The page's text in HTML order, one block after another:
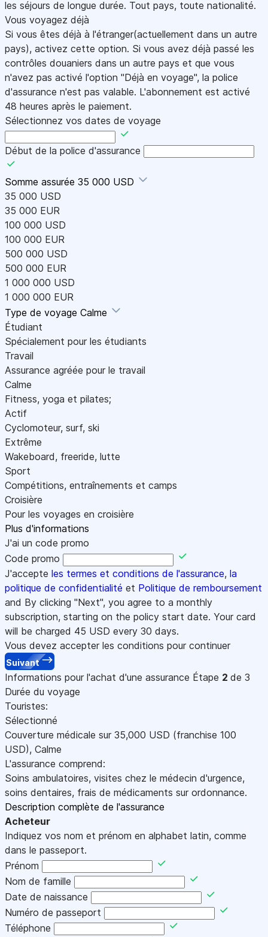
les séjours de longue durée. Tout pays, toute nationalité.
Vous voyagez déjà
Si vous êtes déjà à l'étranger(actuellement dans un autre
pays), activez cette option. Si vous avez déjà passé les
contrôles douaniers dans un autre pays et que vous
n'avez pas activé l'option "Déjà en voyage", la police
d'assurance n'est pas valable. L'abonnement est activé
48 heures après le paiement.
Sélectionnez vos dates de voyage
Début de la police d'assurance
Somme assurée 35 000 USD
35 000 USD
35 000 EUR
100 000 USD
100 000 EUR
500 000 USD
500 000 EUR
1 000 000 USD
1 000 000 EUR
Type de voyage Calme
Étudiant
Spécialement pour les étudiants
Travail
Assurance agréée pour le travail
Calme
Fitness, yoga et pilates;
Actif
Cyclomoteur, surf, ski
Extrême
Wakeboard, freeride, lutte
Sport
Compétitions, entraînements et camps
Croisière
Pour les voyages en croisière
Plus d'informations
J'ai un code promo
Code promo
J'accepte les termes et conditions de l'assurance, la
politique de confidentialité et Politique de remboursement
and By clicking "Next", you agree to a monthly
subscription, starting on the policy start date. Your card
will be charged 45 USD every 30 days.
Vous devez accepter les conditions pour continuer
Suivant
Informations pour l'achat d'une assurance Étape 2 de 3
Durée du voyage
Touristes:
Sélectionné
Couverture médicale sur 35,000 USD (franchise 100
USD), Calme
L'assurance comprend:
Soins ambulatoires, visites chez le médecin d'urgence,
soins dentaires, frais de médicaments sur ordonnance.
Description complète de l'assurance
Acheteur
Indiquez vos nom et prénom en alphabet latin, comme
dans le passeport.
Prénom
Nom de famille
Date de naissance
Numéro de passeport
Téléphone